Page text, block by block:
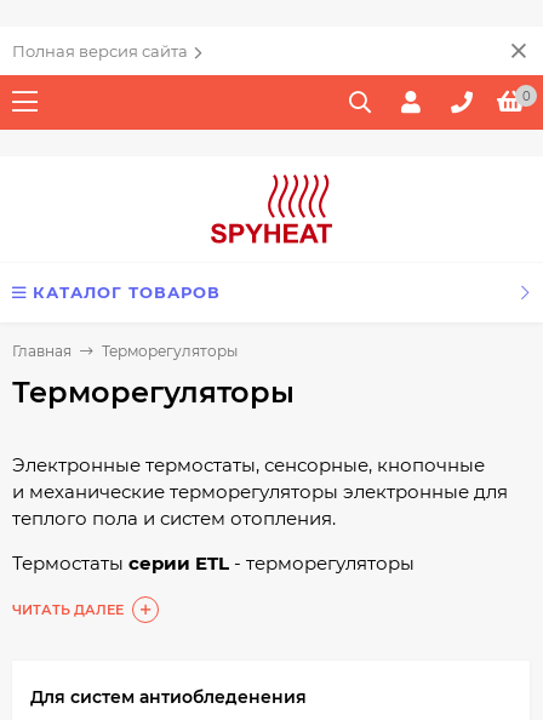
Полная версия сайта
0
КАТАЛОГ ТОВАРОВ
Главная Терморегуляторы
Терморегуляторы
Электронные термостаты, сенсорные, кнопочные
и механические терморегуляторы электронные для
теплого пола и систем отопления.
Термостаты серии ETL - терморегуляторы
Термостатысерии SDF- терморегуляторы
ЧИТАТЬ ДАЛЕЕ
Для систем антиобледенения